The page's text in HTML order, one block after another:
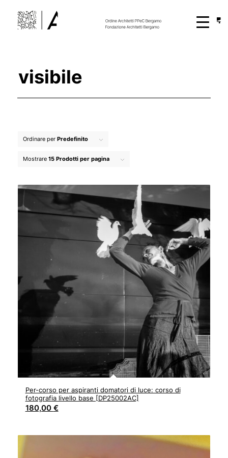
visibile
Ordinare per Predefinito
Mostrare 15 Prodotti per pagina
Per-corso per aspiranti domatori di luce: corso di
fotografia livello base [DP25002AC]
180,00 €